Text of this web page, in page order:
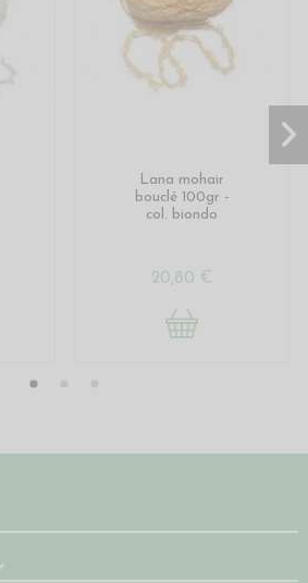
Lana mohair
bouclé 100gr -
col. biondo
20,80 €